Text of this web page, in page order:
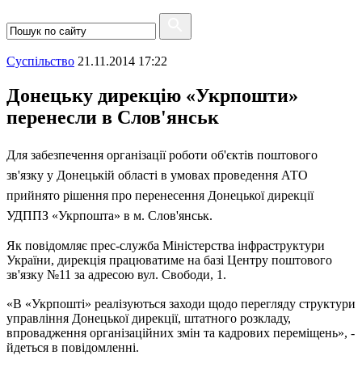
Суспiльство 21.11.2014 17:22
Донецьку дирекцію «Укрпошти»
перенесли в Слов'янськ
Для забезпечення організації роботи об'єктів поштового
зв'язку у Донецькій області в умовах проведення АТО
прийнято рішення про перенесення Донецької дирекції
УДППЗ «Укрпошта» в м. Слов'янськ.
Як повідомляє прес-служба Міністерства інфраструктури
України, дирекція працюватиме на базі Центру поштового
зв'язку №11 за адресою вул. Свободи, 1.
«В «Укрпошті» реалізуються заходи щодо перегляду структури
управління Донецької дирекції, штатного розкладу,
впровадження організаційних змін та кадрових переміщень», -
йдеться в повідомленні.